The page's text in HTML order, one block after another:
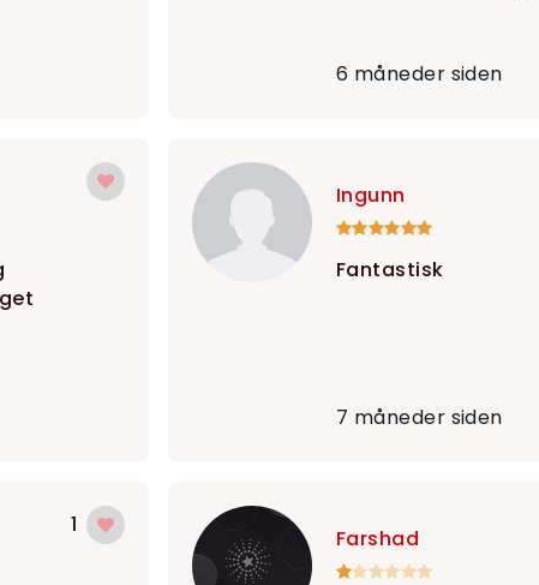
6 måneder siden
Ingunn
Fantastisk
7 måneder siden
1
Farshad